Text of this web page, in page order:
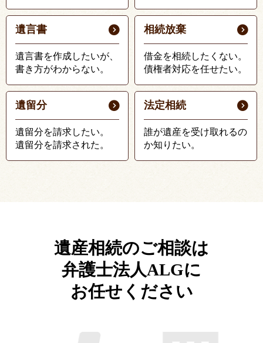
遺言書
遺言書を作成したいが、
書き方がわからない。
相続放棄
借金を相続したくない。
債権者対応を任せたい。
遺留分
遺留分を請求したい。
遺留分を請求された。
法定相続
誰が遺産を受け取れるの
か知りたい。
遺産相続のご相談は
弁護士法人ALGに
お任せください